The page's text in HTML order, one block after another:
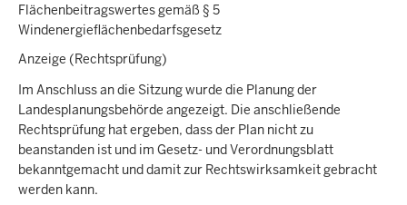
Flächenbeitragswertes gemäß § 5
Windenergieflächenbedarfsgesetz
Anzeige (Rechtsprüfung)
Im Anschluss an die Sitzung wurde die Planung der
Landesplanungsbehörde angezeigt. Die anschließende
Rechtsprüfung hat ergeben, dass der Plan nicht zu
beanstanden ist und im Gesetz- und Verordnungsblatt
bekanntgemacht und damit zur Rechtswirksamkeit gebracht
werden kann.